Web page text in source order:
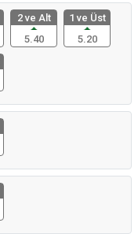
2 ve Alt
5.40
1 ve Üst
5.20